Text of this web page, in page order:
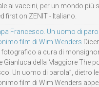
ai vaccini, per un mondo più
first on ZENIT - Italiano.
Francesco. Un uomo di
film di Wim Wenders
a cura di
Gianluca della Maggiore The
Un uomo di parola”, dietro
film di Wim Wenders